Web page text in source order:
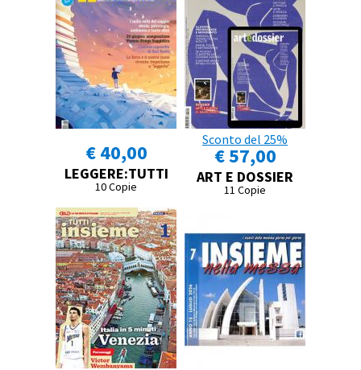
€ 40,00
LEGGERE:TUTTI
10 Copie
Sconto del 25%
€ 57,00
ART E DOSSIER
11 Copie